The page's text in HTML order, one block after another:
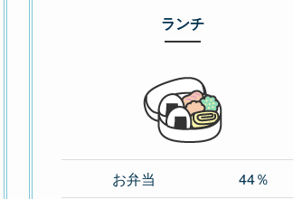
ランチ
お弁当
44％